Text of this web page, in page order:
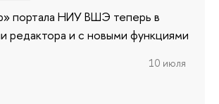
портала НИУ ВШЭ теперь в
редактора и с новыми функциями
10 июля